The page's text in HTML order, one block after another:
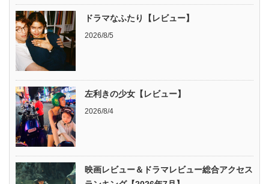
ドラマなふたり【レビュー】
2026/8/5
左利きの少女【レビュー】
2026/8/4
映画レビュー＆ドラマレビュー総合アクセス